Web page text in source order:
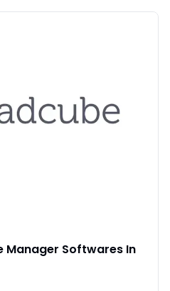
Manager Softwares In